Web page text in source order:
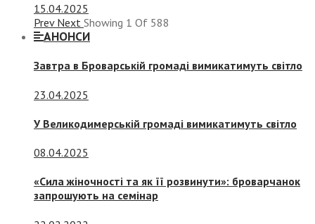
15.04.2025
Prev Next Showing 1 Of 588
АНОНСИ
Завтра в Броварській громаді вимикатимуть світло
23.04.2025
У Великодимерській громаді вимикатимуть світло
08.04.2025
«Сила жіночності та як її розвинути»: броварчанок
запрошують на семінар